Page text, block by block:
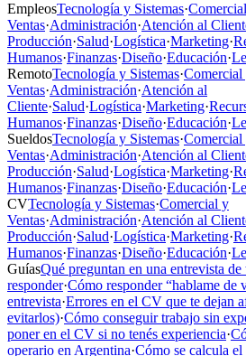
EmpleosTecnología y Sistemas·
Ventas·Administración·Atención al
Producción·Salud·Logística·Marketing·
Humanos·Finanzas·Diseño·Educación·
RemotoTecnología y Sistemas·Comercial
Ventas·Administración·Atención al
Cliente·Salud·Logística·Marketing·
Humanos·Finanzas·Diseño·Educación·
SueldosTecnología y Sistemas·Comercial
Ventas·Administración·Atención al
Producción·Salud·Logística·Marketing·
Humanos·Finanzas·Diseño·Educación·
CVTecnología y Sistemas·Comercial y
Ventas·Administración·Atención al
Producción·Salud·Logística·Marketing·
Humanos·Finanzas·Diseño·Educación·
GuíasQué preguntan en una entrevista
responder·Cómo responder “hablame de
entrevista·Errores en el CV que te dejan
evitarlos)·Cómo conseguir trabajo sin
poner en el CV si no tenés experiencia·
operario en Argentina·Cómo se calcula